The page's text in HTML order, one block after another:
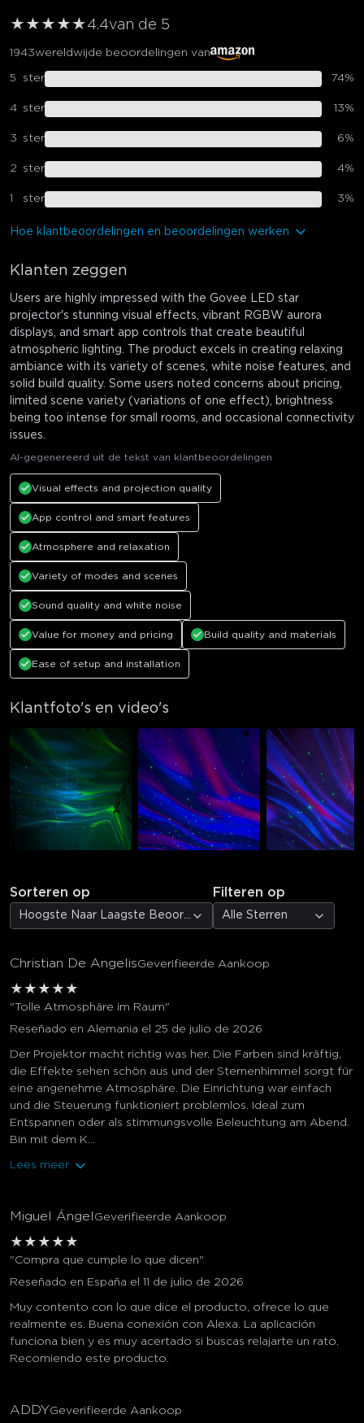
★ ★ ★ ★ ★
★4.4van de 5
1943wereldwijde beoordelingen van
5 ster 74%
4 ster 13%
3 ster 6%
2 ster 4%
1 ster 3%
Hoe klantbeoordelingen en beoordelingen werken
Klanten zeggen
Users are highly impressed with the Govee LED star
projector's stunning visual effects, vibrant RGBW aurora
displays, and smart app controls that create beautiful
atmospheric lighting. The product excels in creating relaxing
ambiance with its variety of scenes, white noise features, and
solid build quality. Some users noted concerns about pricing,
limited scene variety (variations of one effect), brightness
being too intense for small rooms, and occasional connectivity
issues.
AI-gegenereerd uit de tekst van klantbeoordelingen
Visual effects and projection quality
App control and smart features
Atmosphere and relaxation
Variety of modes and scenes
Sound quality and white noise
Value for money and pricing Build quality and materials
Ease of setup and installation
Klantfoto's en video's
Sorteren op
Hoogste Naar Laagste Beoordeling
Filteren op
Alle Sterren
Christian De AngelisGeverifieerde Aankoop
★ ★ ★ ★ ★
"Tolle Atmosphäre im Raum"
Reseñado en Alemania el 25 de julio de 2026
Der Projektor macht richtig was her. Die Farben sind kräftig,
die Effekte sehen schön aus und der Sternenhimmel sorgt für
eine angenehme Atmosphäre. Die Einrichtung war einfach
und die Steuerung funktioniert problemlos. Ideal zum
Entspannen oder als stimmungsvolle Beleuchtung am Abend.
Bin mit dem K...
Lees meer
Miguel Ángel Geverifieerde Aankoop
★ ★ ★ ★ ★
"Compra que cumple lo que dicen"
Reseñado en España el 11 de julio de 2026
Muy contento con lo que dice el producto, ofrece lo que
realmente es. Buena conexión con Alexa. La aplicación
funciona bien y es muy acertado si buscas relajarte un rato.
Recomiendo este producto.
ADDYGeverifieerde Aankoop